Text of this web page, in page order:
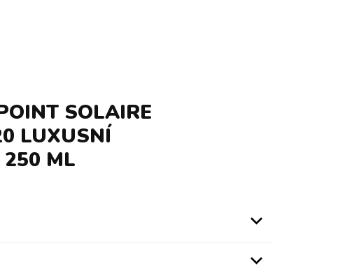
SOLAIRE
LUXUSNÍ
250 ML